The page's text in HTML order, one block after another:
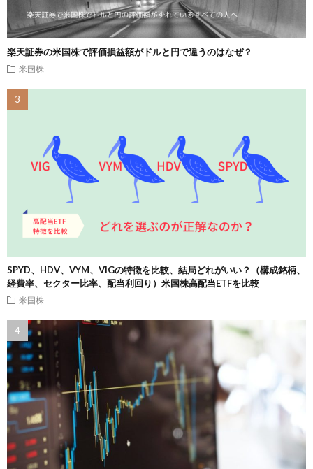
楽天証券の米国株で評価損益額がドルと円で違うのはなぜ？
米国株
SPYD、HDV、VYM、VIGの特徴を比較、結局どれがいい？（構成銘柄、
経費率、セクター比率、配当利回り）米国株高配当ETFを比較
米国株